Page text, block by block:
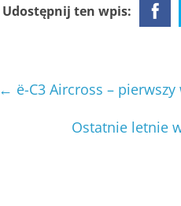
Udostępnij ten wpis:
← ë-C3 Aircross –
Ostatnie letnie